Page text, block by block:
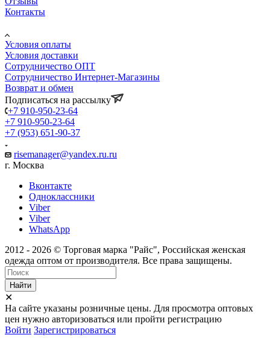
Контакты
Условия оплаты
Условия доставки
Сотрудничество ОПТ
Сотрудничество Интернет-Магазины
Возврат и обмен
Подписаться на рассылку
+7 910-950-23-64
+7 910-950-23-64
+7 (953) 651-90-37
risemanager@yandex.ru.ru
г. Москва
Вконтакте
Одноклассники
Viber
Viber
WhatsApp
2012 - 2026 © Торговая марка "Райс", Российская женская
одежда оптом от производителя. Все права защищены.
Найти
✕
На сайте указаны розничные цены. Для просмотра оптовых
цен нужно авторизоваться или пройти регистрацию
Войти Зарегистрироваться